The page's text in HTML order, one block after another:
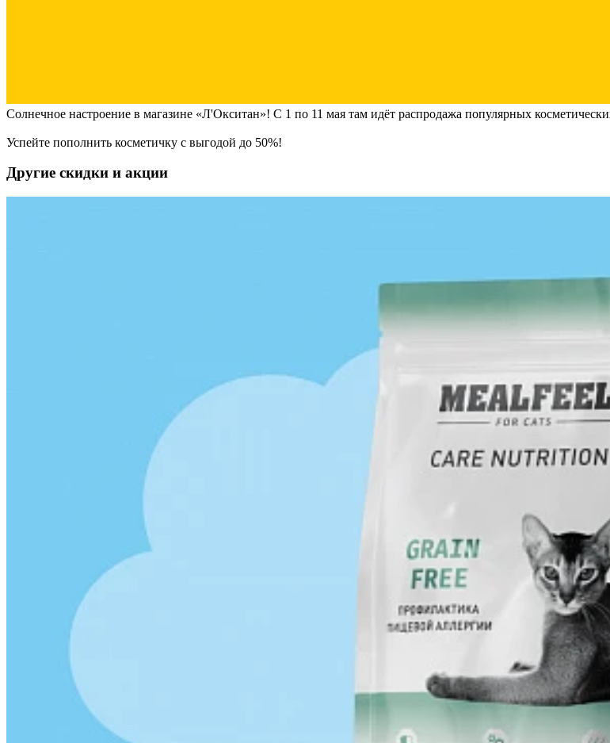
Солнечное настроение в магазине «Л'Окситан»! С 1 по 11 мая там идёт распродажа популярных
Успейте пополнить косметичку с выгодой до 50%!
Другие скидки и акции